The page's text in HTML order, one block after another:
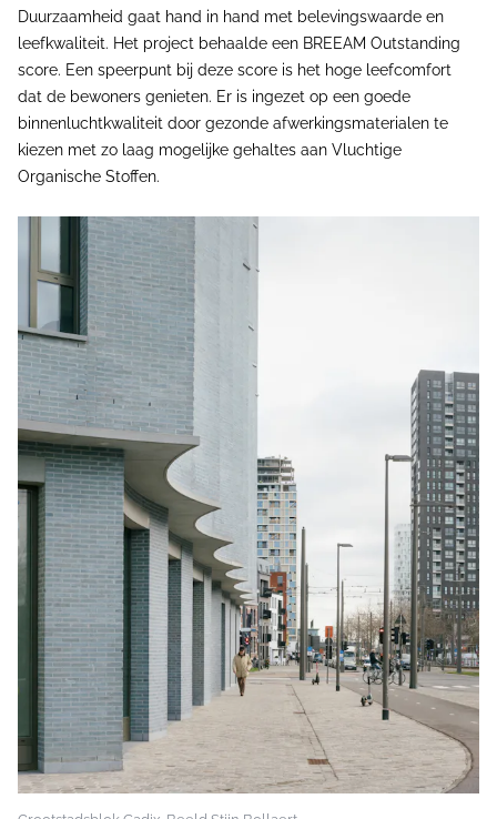
Duurzaamheid gaat hand in hand met belevingswaarde en
leefkwaliteit. Het project behaalde een BREEAM Outstanding
score. Een speerpunt bij deze score is het hoge leefcomfort
dat de bewoners genieten. Er is ingezet op een goede
binnenluchtkwaliteit door gezonde afwerkingsmaterialen te
kiezen met zo laag mogelijke gehaltes aan Vluchtige
Organische Stoffen.